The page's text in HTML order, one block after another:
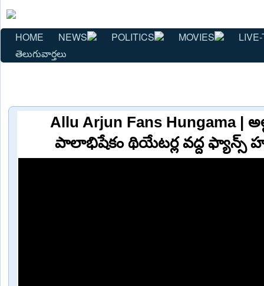
HOME NEWS POLITICS MOVIES
తెలుగువార్తలు
Allu Arjun Fans Hungama |
పాలాభిషేకం థియేటర్ల వద్ద ఫ్యాన్స్